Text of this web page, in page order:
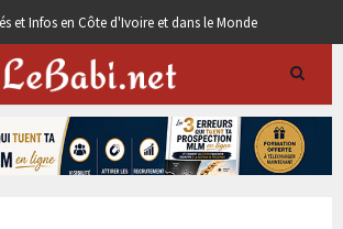
et Infos en Côte d'Ivoire et dans le Monde